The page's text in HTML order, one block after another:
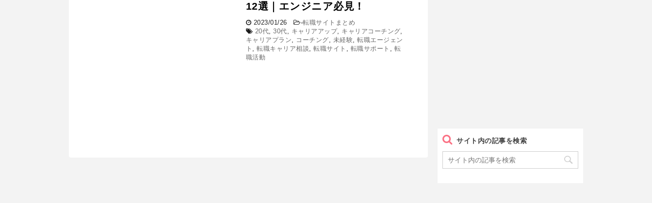
12選｜エンジニア必見！
2023/01/26 -転職サイトまとめ
20代,30代, キャリアアップ, キャリアコーチング,
キャリアプラン, コーチング, 未経験,転職エージェン
ト ,転職キャリア相談,転職サイト , 転職サポート , 転
職活動
サイト内の記事を検索